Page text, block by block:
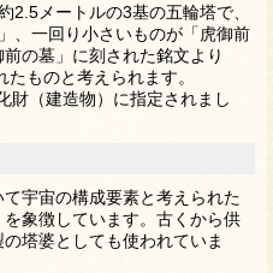
2.5メートルの3基の五輪塔で、
、一回り小さいものが「虎御前
の墓」に刻された銘文より
たものと考えられます。
財（建造物）に指定されまし
宇宙の構成要素と考えられた
を象徴しています。古くから供
塔婆としても使われていま